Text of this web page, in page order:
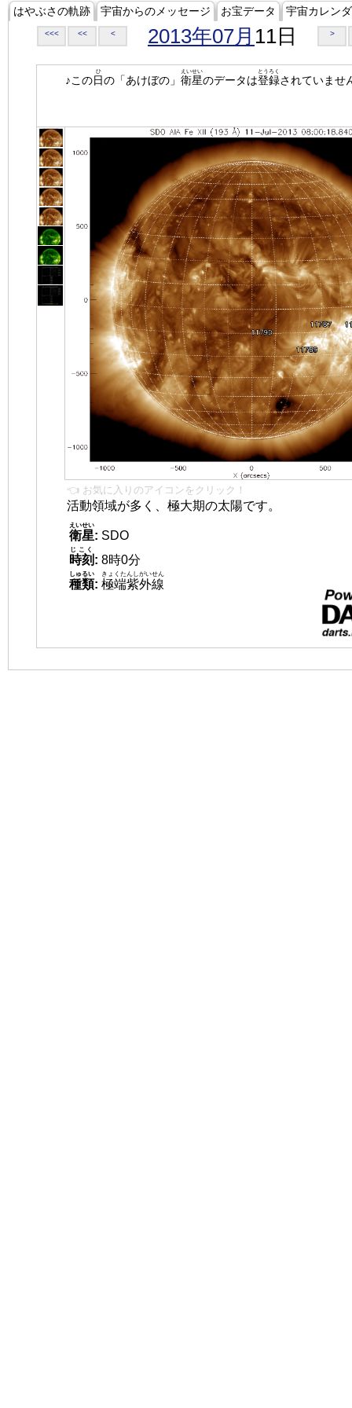
はやぶさの軌跡 宇宙からのメッセージ お宝データ 宇宙カレン
<<< << < 2013年07月 11日 >
♪この日
ひ
の「あけぼの」 衛星
えいせい
のデータは登録
とうろく
されていませ
👈 お気に入りのアイコンをクリック！
活動領域が多く、極大期の太陽です。
衛星
えいせい
: SDO
時刻
じこく
: 8時0分
種類
しゅるい
: 極端紫外線
きょくたんしがいせん